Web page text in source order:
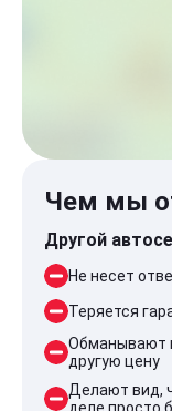
Чем мы
Другой
Не несет
Теряется
Обманывают
другую цену
Делают вид,